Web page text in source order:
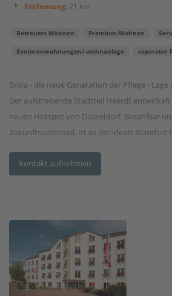
Entfernung: 21 km
Betreutes Wohnen Premium-Wohnen
Seniorenwohnungen/-wohnanlage separater
Brina - die neue Generation der Pflege -
Der aufstrebende Stadtteil Heerdt
neuen Hotspot von Düsseldorf. Bezahlbar
Zukunftspotenzial, ist es der ideale Standort
Kontakt aufnehmen